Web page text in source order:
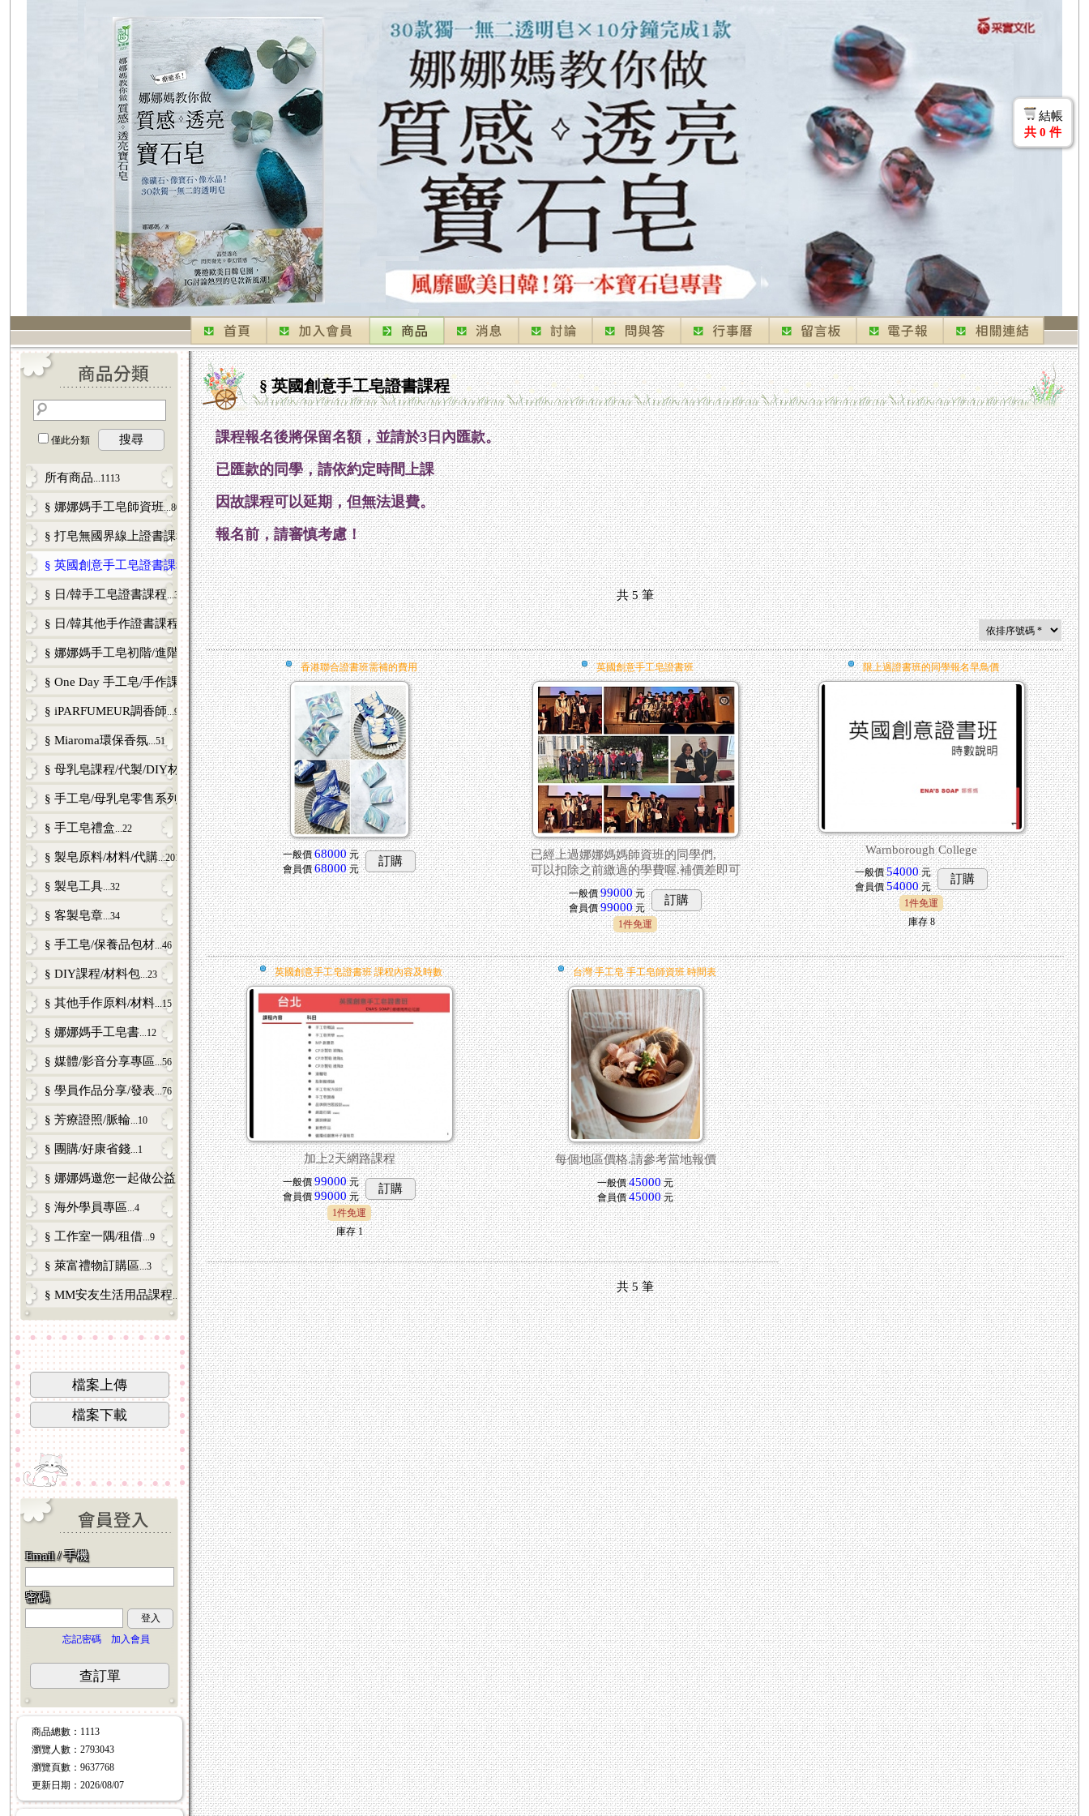
結帳
共 0 件
僅此分類 搜尋
所有商品 ...1113
§ 娜娜媽手工皂師資班...80
§ 打皂無國界線上證書課程...12
§ 英國創意手工皂證書課程...5
§ 日/韓手工皂證書課程 ...33
§ 日/韓其他手作證書課程 ...17
§ 娜娜媽手工皂初階/進階課程...98
§ One Day 手工皂/手作課 ...121
§ iPARFUMEUR調香師 ...9
§ Miaroma環保香氛 ...51
§ 母乳皂課程/代製/DIY材料包/零售...81
§ 手工皂/母乳皂零售系列 ...53
§ 手工皂禮盒 ...22
§ 製皂原料/材料/代購 ...201
§ 製皂工具 ...32
§ 客製皂章 ...34
§ 手工皂/保養品包材 ...46
§ DIY課程/材料包 ...23
§ 其他手作原料/材料 ...15
§ 娜娜媽手工皂書 ...12
§ 媒體/影音分享專區 ...56
§ 學員作品分享/發表 ...76
§ 芳療證照/脈輪 ...10
§ 團購/好康省錢 ...1
§ 娜娜媽邀您一起做公益 ...3
§ 海外學員專區 ...4
§ 工作室一隅/租借 ...9
§ 萊富禮物訂購區 ...3
§ MM安友生活用品課程 ...6
檔案上傳
檔案下載
Email / 手機
密碼
登入
忘記密碼
加入會員
查訂單
商品總數 ：1113
瀏覽人數 ：2793043
瀏覽頁數 ：9637768
更新日期 ：2026/08/07
§ 英國創意手工皂證書課程
課程報名後將保留名額，並請於3日內匯款。
已匯款的同學，請依約定時間上課
因故課程可以延期，但無法退費。
報名前，請審慎考慮！
共5筆
香港聯合證書班需補的費用
一般價 68000元
會員價 68000元
訂購
英國創意手工皂證書班
已經上過娜娜媽媽師資班的同學們,
可以扣除之前繳過的學費喔.補價差即可
一般價 99000元
會員價 99000元
訂購
1件免運
限上過證書班的同學報名早鳥價
Warnborough College
一般價 54000元
會員價 54000元
訂購
1件免運
庫存 8
英國創意手工皂證書班 課程內容及時數
加上2天網路課程
一般價 99000元
會員價 99000元
訂購
1件免運
庫存 1
台灣 手工皂 手工皂師資班 時間表
每個地區價格.請參考當地報價
一般價 45000元
會員價 45000元
共5筆